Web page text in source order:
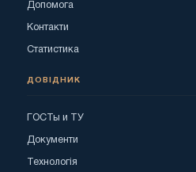
Допомога
Контакти
Статистика
ДОВІДНИК
ГОСТы и ТУ
Документи
Технологія